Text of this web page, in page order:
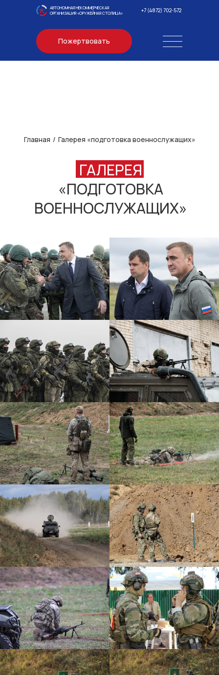
АВТОНОМНАЯ НЕКОММЕРЧЕСКАЯ
ОРГАНИЗАЦИЯ «ОРУЖЕЙНАЯ СТОЛИЦА»
+7 (4872) 702-572
Пожертвовать
Главная / Галерея «подготовка военнослужащих»
ГАЛЕРЕЯ
«ПОДГОТОВКА
ВОЕННОСЛУЖАЩИХ»